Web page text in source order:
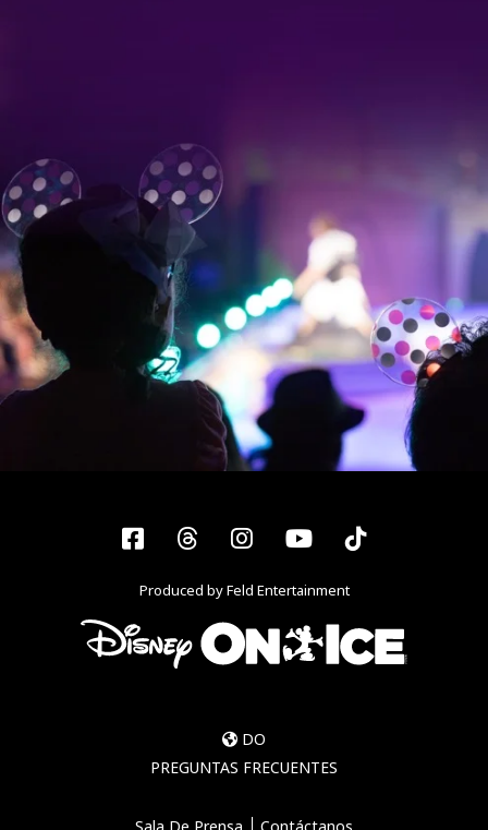
Facebook
ThreadsInstagram
YouTubeTiktok
Produced by Feld Entertainment
DO
PREGUNTAS FRECUENTES